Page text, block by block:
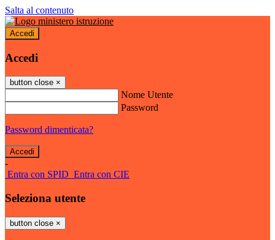
Salta al contenuto
Accedi
Accedi
button close ×
Nome Utente
Password
Password dimenticata?
-
Entra con SPID Entra con CIE
Seleziona utente
button close ×